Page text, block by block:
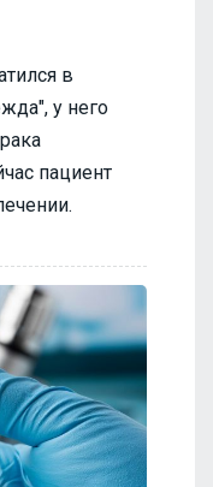
в
у него
пациент